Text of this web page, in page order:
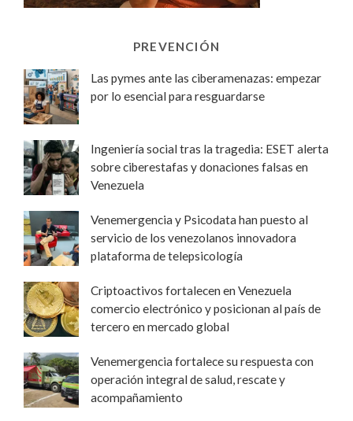
PREVENCIÓN
Las pymes ante las ciberamenazas: empezar
por lo esencial para resguardarse
Ingeniería social tras la tragedia: ESET alerta
sobre ciberestafas y donaciones falsas en
Venezuela
Venemergencia y Psicodata han puesto al
servicio de los venezolanos innovadora
plataforma de telepsicología
Criptoactivos fortalecen en Venezuela
comercio electrónico y posicionan al país de
tercero en mercado global
Venemergencia fortalece su respuesta con
operación integral de salud, rescate y
acompañamiento